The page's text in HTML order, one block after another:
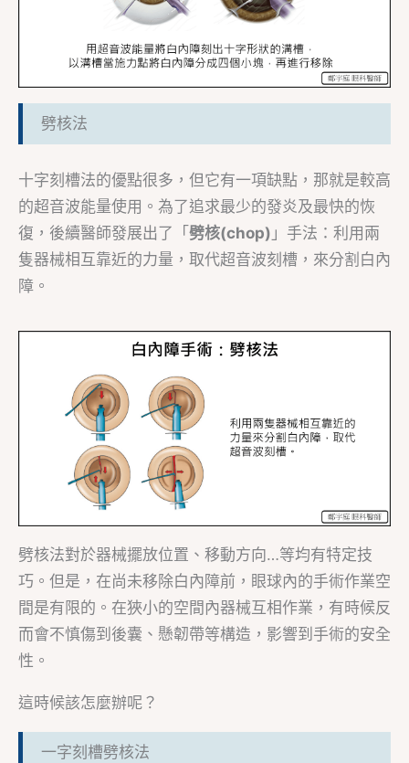
劈核法
十字刻槽法的優點很多，但它有一項缺點，那就是較高
的超音波能量使用。為了追求最少的發炎及最快的恢
復，後續醫師發展出了「 劈核(chop) 」手法：利用兩
隻器械相互靠近的力量，取代超音波刻槽，來分割白內
障。
劈核法對於器械擺放位置、移動方向…等均有特定技
巧。但是，在尚未移除白內障前，眼球內的手術作業空
間是有限的。在狹小的空間內器械互相作業，有時候反
而會不慎傷到後囊、懸韌帶等構造，影響到手術的安全
性。
這時候該怎麼辦呢？
一字刻槽劈核法